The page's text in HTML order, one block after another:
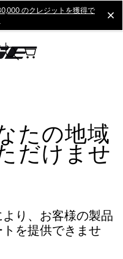
のクレジットを獲得で
たの地域
だけませ
り、お客様の製品
を提供できませ